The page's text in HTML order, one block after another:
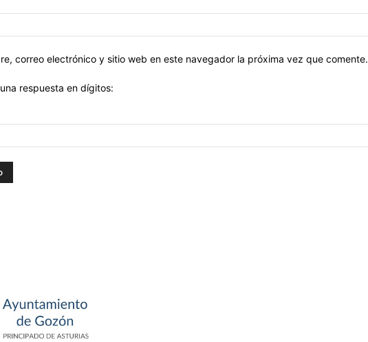
correo electrónico y sitio web en este navegador la próxima vez que comente.
respuesta en dígitos: